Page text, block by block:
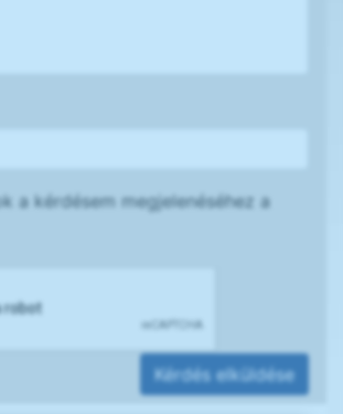
a kérdésem megjelenéséhez a
Kérdés elküldése